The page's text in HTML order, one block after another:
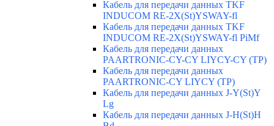
Кабель для передачи данных TKF
INDUCOM RE-2X(St)YSWAY-fl
Кабель для передачи данных TKF
INDUCOM RE-2X(St)YSWAY-fl PiMf
Кабель для передачи данных
PAARTRONIC-CY-CY LIYCY-CY (TP)
Кабель для передачи данных
PAARTRONIC-CY LIYCY (TP)
Кабель для передачи данных J-Y(St)Y
Lg
Кабель для передачи данных J-H(St)H